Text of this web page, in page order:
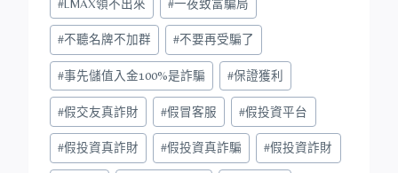
#LMAX領不出來 #一夜致富騙局
#不聽名牌不加群 #不要再受騙了
#事先儲值入金100%是詐騙 #保證獲利
#假交友真詐財 #假冒客服 #假投資平台
#假投資真詐財 #假投資真詐騙 #假投資詐財